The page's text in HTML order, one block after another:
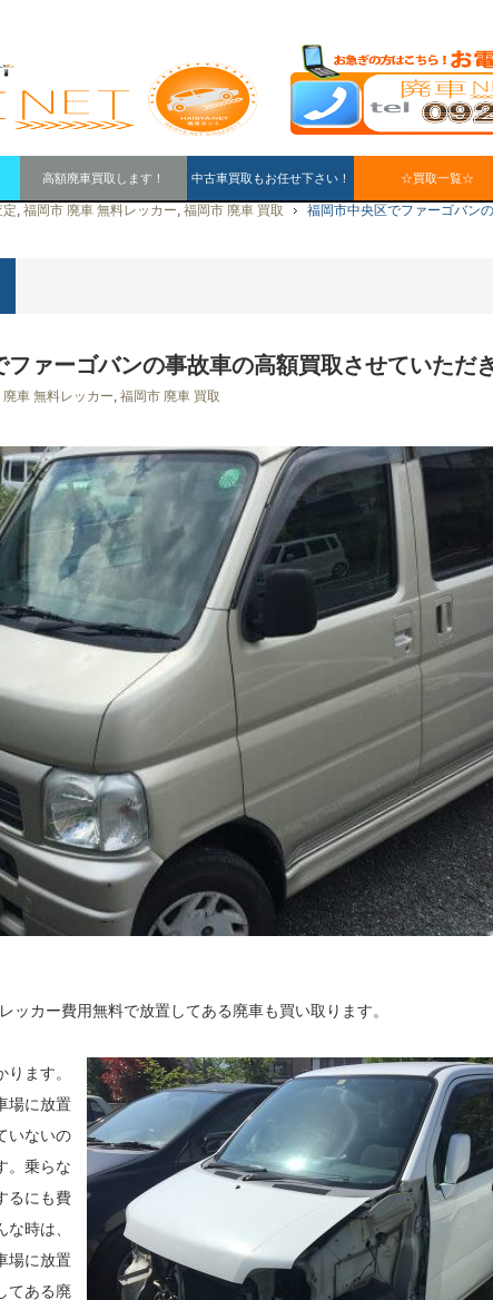
高額廃車買取します！ 中古車買取もお任せ下さい！ ☆買取一覧☆
定, 福岡市 廃車 無料レッカー, 福岡市 廃車 買取 福岡市中央区でファーゴバン
ファーゴバンの事故車の高額買取させていただ
廃車 無料レッカー, 福岡市 廃車 買取
ッカー費用無料で放置してある廃車も買い取ります。
ます。
場に放置
いないの
。乗らな
るにも費
時は、
場に放置
てある廃